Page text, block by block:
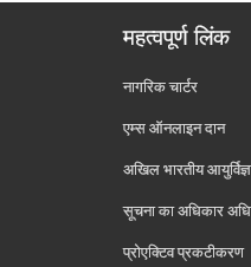
महत्वपूर्ण लिंक
नागरिक चार्टर
एम्स ऑनलाइन दान
अखिल भारतीय
सूचना का अधिकार
प्रोएक्टिव प्रकटीकरण